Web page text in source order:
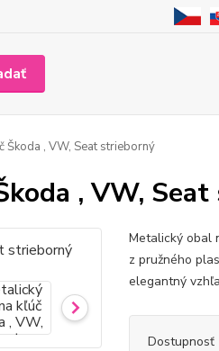
Škoda , VW, Seat strieborný
, VW,
Metalický obal
z pružného
elegantný
Dostupnosť